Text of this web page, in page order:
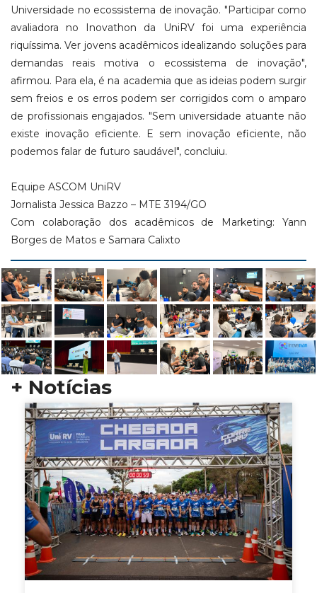
Universidade no ecossistema de inovação. "Participar como
avaliadora no Inovathon da UniRV foi uma experiência
riquíssima. Ver jovens acadêmicos idealizando soluções para
demandas reais motiva o ecossistema de inovação",
afirmou. Para ela, é na academia que as ideias podem surgir
sem freios e os erros podem ser corrigidos com o amparo
de profissionais engajados. "Sem universidade atuante não
existe inovação eficiente. E sem inovação eficiente, não
podemos falar de futuro saudável", concluiu.
Equipe ASCOM UniRV
Jornalista Jessica Bazzo – MTE 3194/GO
Com colaboração dos acadêmicos de Marketing: Yann
Borges de Matos e Samara Calixto
+ Notícias